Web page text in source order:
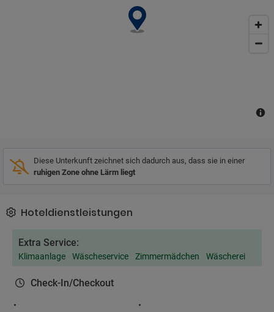
und sind mit modernen Annehmlichkeiten ausgestattet. Die
erstklassigen Freizeit-, Speise- und Erholungseinrichtungen
Diese Unterkunft zeichnet sich dadurch aus, dass sie in einer
ruhigen Zone ohne Lärm liegt
Hoteldienstleistungen
Extra Service:
Klimaanlage Wäscheservice Zimmermädchen Wäscherei
Check-In/Checkout